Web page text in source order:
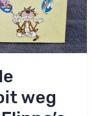
weg